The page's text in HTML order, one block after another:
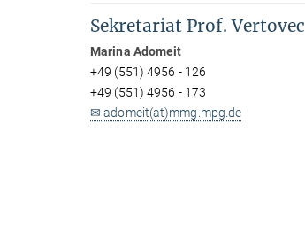
Sekretariat Prof. Vertovec
Marina Adomeit
+49 (551) 4956 - 126
+49 (551) 4956 - 173
✉ adomeit(at)mmg.mpg.de